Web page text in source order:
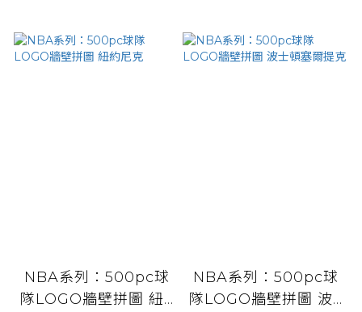
NBA系列：500pc球
隊LOGO牆壁拼圖 紐...
NBA系列：500pc球
隊LOGO牆壁拼圖 波...